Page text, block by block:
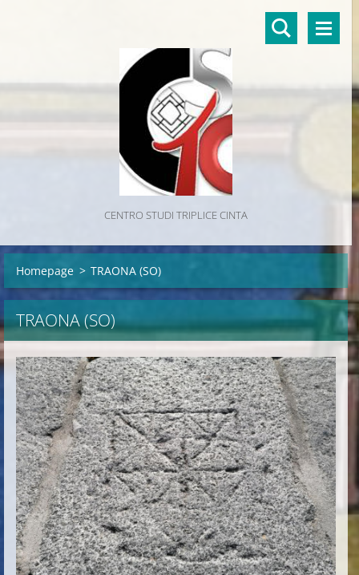
CENTRO STUDI TRIPLICE CINTA
Homepage > TRAONA (SO)
TRAONA (SO)